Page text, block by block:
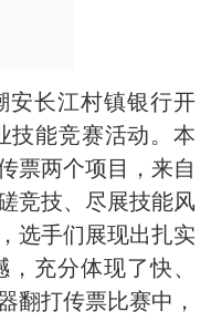
长江村镇银行开
技能竞赛活动。本
票两个项目，来自
竞技、尽展技能风
选手们展现出扎实
充分体现了快、
翻打传票比赛中，